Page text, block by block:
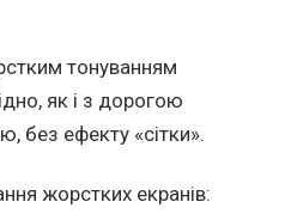
тонуванням
як і з дорогою
без ефекту «сітки».
жорстких екранів: